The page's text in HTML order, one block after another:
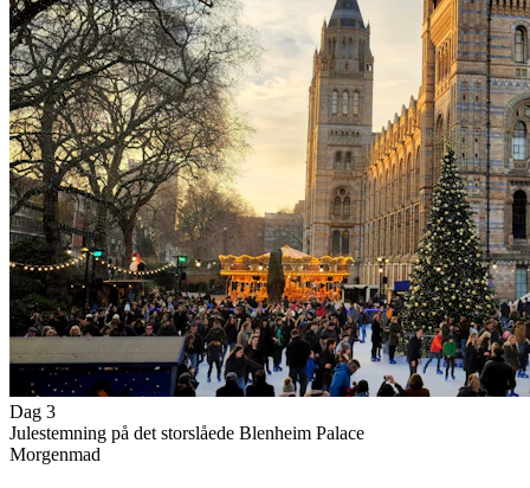
Dag 3
Julestemning på det storslåede Blenheim Palace
Morgenmad